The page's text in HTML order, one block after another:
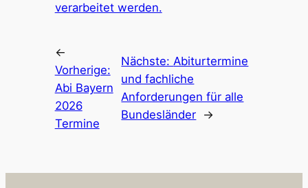
verarbeitet werden.
←
Vorherige:
Abi Bayern
2026
Termine
Nächste:Abiturtermine
und fachliche
Anforderungen für alle
Bundesländer →